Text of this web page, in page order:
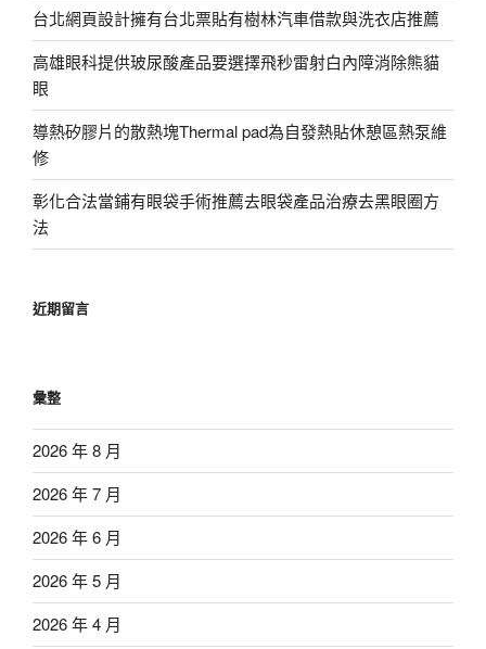
台北網頁設計擁有台北票貼有樹林汽車借款與洗衣店推薦
高雄眼科提供玻尿酸產品要選擇飛秒雷射白內障消除熊貓
眼
導熱矽膠片的散熱塊Thermal pad為自發熱貼休憩區熱泵維
修
彰化合法當鋪有眼袋手術推薦去眼袋產品治療去黑眼圈方
法
近期留言
彙整
2026 年 8 月
2026 年 7 月
2026 年 6 月
2026 年 5 月
2026 年 4 月